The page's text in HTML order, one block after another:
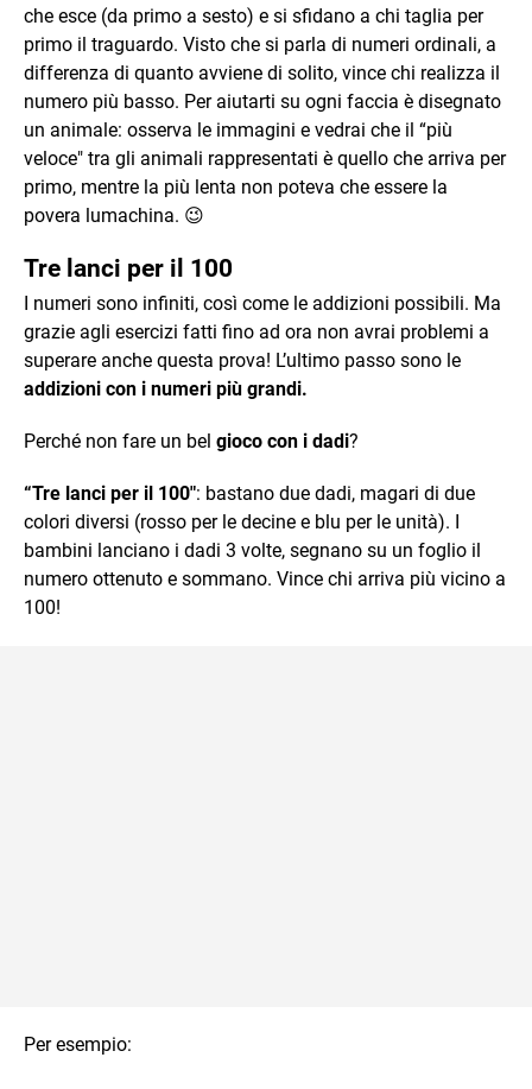
che esce (da primo a sesto) e si sfidano a chi taglia per
primo il traguardo. Visto che si parla di numeri ordinali, a
differenza di quanto avviene di solito, vince chi realizza il
numero più basso. Per aiutarti su ogni faccia è disegnato
un animale: osserva le immagini e vedrai che il “più
veloce" tra gli animali rappresentati è quello che arriva per
primo, mentre la più lenta non poteva che essere la
povera lumachina. 😉
Tre lanci per il 100
I numeri sono infiniti, così come le addizioni possibili. Ma
grazie agli esercizi fatti fino ad ora non avrai problemi a
superare anche questa prova! L’ultimo passo sono le
addizioni con i numeri più grandi.
Perché non fare un bel gioco con i dadi?
“Tre lanci per il 100": bastano due dadi, magari di due
colori diversi (rosso per le decine e blu per le unità). I
bambini lanciano i dadi 3 volte, segnano su un foglio il
numero ottenuto e sommano. Vince chi arriva più vicino a
100!
Per esempio: